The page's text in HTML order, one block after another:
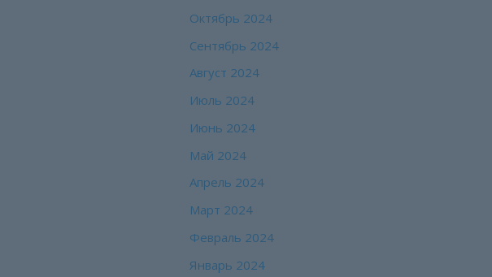
Октябрь 2024
Сентябрь 2024
Август 2024
Июль 2024
Июнь 2024
Май 2024
Апрель 2024
Март 2024
Февраль 2024
Январь 2024